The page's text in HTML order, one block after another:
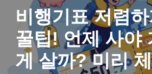
비행기표 저렴
꿀팁! 언제 사야
게 살까? 미리